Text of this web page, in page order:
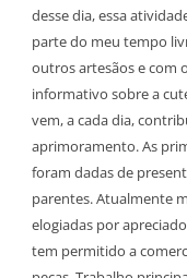
desse dia, essa
parte do meu tempo
outros artesãos e com
informativo sobre a
vem, a cada dia,
aprimoramento. As
foram dadas de
parentes. Atualmente
elogiadas por
tem permitido a